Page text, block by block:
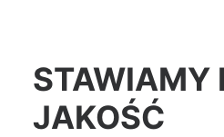
STAWIAMY
JAKOŚĆ